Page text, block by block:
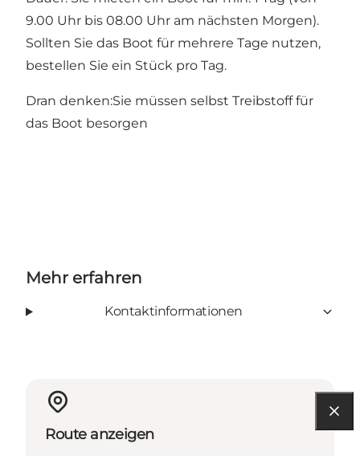
9.00 Uhr bis 08.00 Uhr am nächsten Morgen).
Sollten Sie das Boot für mehrere Tage nutzen,
bestellen Sie ein Stück pro Tag.
Dran denken:Sie müssen selbst Treibstoff für
das Boot besorgen
Mehr erfahren
Kontaktinformationen
Route anzeigen